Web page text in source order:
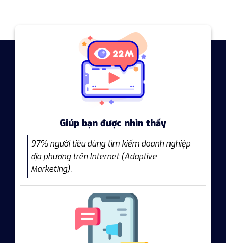
Giúp bạn được nhìn thấy
97% người tiêu dùng tìm kiếm doanh nghiệp
địa phương trên Internet (Adaptive
Marketing).